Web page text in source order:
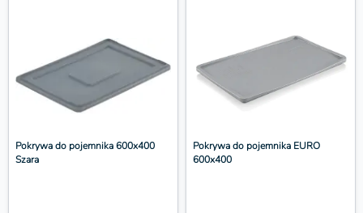
Pokrywa do pojemnika 600x400
Szara
Pokrywa do pojemnika EURO
600x400